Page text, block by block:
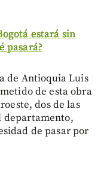
estará sin
pasará?
de Antioquia Luis
de esta obra
dos de las
departamento,
de pasar por